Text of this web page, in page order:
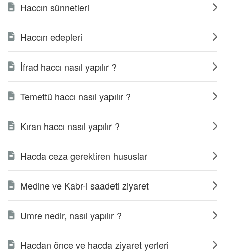
Haccın sünnetleri
Haccın edepleri
İfrad haccı nasıl yapılır ?
Temettü haccı nasıl yapılır ?
Kıran haccı nasıl yapılır ?
Hacda ceza gerektiren hususlar
Medine ve Kabr-i saadeti ziyaret
Umre nedir, nasıl yapılır ?
Hacdan önce ve hacda ziyaret yerleri